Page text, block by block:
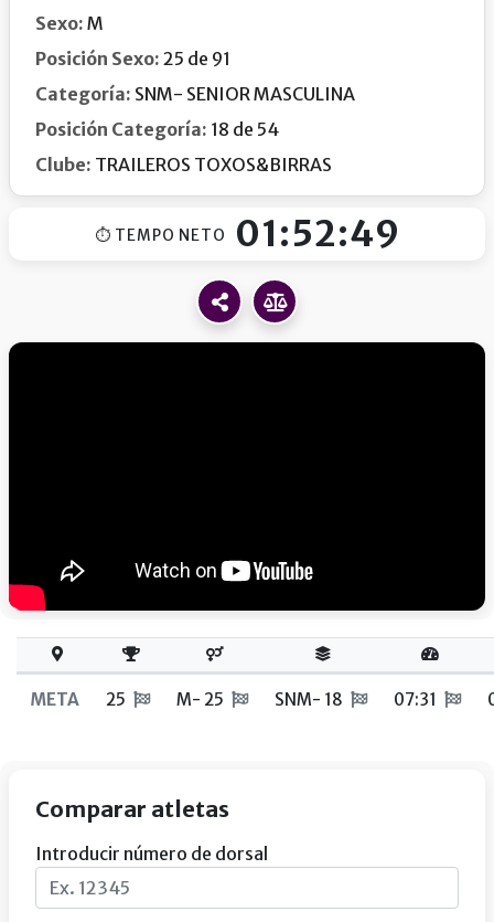
Sexo: M
Posición Sexo: 25 de 91
Categoría: SNM- SENIOR MASCULINA
Posición Categoría: 18 de 54
Clube: TRAILEROS TOXOS&BIRRAS
⏱ TEMPO NETO 01:52:49
META 25 M- 25 SNM- 18 07:31
Comparar atletas
Introducir número de dorsal